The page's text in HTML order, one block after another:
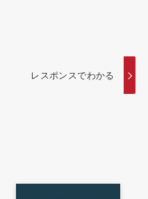
レスポンスでわかる